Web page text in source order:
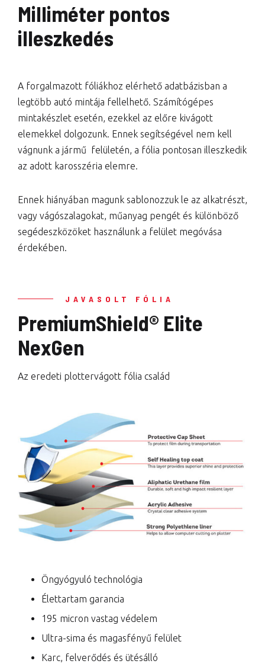
Milliméter pontos
illeszkedés
A forgalmazott fóliákhoz elérhető adatbázisban a
legtöbb autó mintája fellelhető. Számítógépes
mintakészlet esetén, ezekkel az előre kivágott
elemekkel dolgozunk. Ennek segítségével nem kell
vágnunk a jármű felületén, a fólia pontosan illeszkedik
az adott karosszéria elemre.
Ennek hiányában magunk sablonozzuk le az alkatrészt,
vagy vágószalagokat, műanyag pengét és különböző
segédeszközöket használunk a felület megóvása
érdekében.
JAVASOLT FÓLIA
PremiumShield® Elite
NexGen
Az eredeti plottervágott fólia család
Öngyógyuló technológia
Élettartam garancia
195 micron vastag védelem
Ultra-sima és magasfényű felület
Karc, felverődés és ütésálló